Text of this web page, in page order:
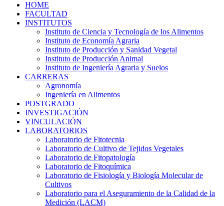
HOME
FACULTAD
INSTITUTOS
Instituto de Ciencia y Tecnología de los Alimentos
Instituto de Economía Agraria
Instituto de Producción y Sanidad Vegetal
Instituto de Producción Animal
Instituto de Ingeniería Agraria y Suelos
CARRERAS
Agronomía
Ingeniería en Alimentos
POSTGRADO
INVESTIGACIÓN
VINCULACIÓN
LABORATORIOS
Laboratorio de Fitotecnia
Laboratorio de Cultivo de Tejidos Vegetales
Laboratorio de Fitopatología
Laboratorio de Fitoquímica
Laboratorio de Fisiología y Biología Molecular de
Cultivos
Laboratorio para el Aseguramiento de la Calidad de la
Medición (LACM)